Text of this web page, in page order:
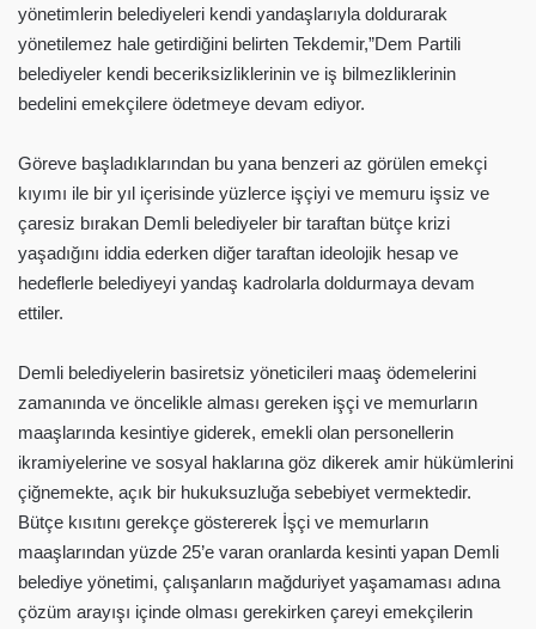
yönetimlerin belediyeleri kendi yandaşlarıyla doldurarak
yönetilemez hale getirdiğini belirten Tekdemir,”Dem Partili
belediyeler kendi beceriksizliklerinin ve iş bilmezliklerinin
bedelini emekçilere ödetmeye devam ediyor.
Göreve başladıklarından bu yana benzeri az görülen emekçi
kıyımı ile bir yıl içerisinde yüzlerce işçiyi ve memuru işsiz ve
çaresiz bırakan Demli belediyeler bir taraftan bütçe krizi
yaşadığını iddia ederken diğer taraftan ideolojik hesap ve
hedeflerle belediyeyi yandaş kadrolarla doldurmaya devam
ettiler.
Demli belediyelerin basiretsiz yöneticileri maaş ödemelerini
zamanında ve öncelikle alması gereken işçi ve memurların
maaşlarında kesintiye giderek, emekli olan personellerin
ikramiyelerine ve sosyal haklarına göz dikerek amir hükümlerini
çiğnemekte, açık bir hukuksuzluğa sebebiyet vermektedir.
Bütçe kısıtını gerekçe göstererek İşçi ve memurların
maaşlarından yüzde 25’e varan oranlarda kesinti yapan Demli
belediye yönetimi, çalışanların mağduriyet yaşamaması adına
çözüm arayışı içinde olması gerekirken çareyi emekçilerin